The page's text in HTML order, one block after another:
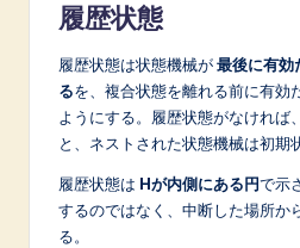
履歴状態
履歴状態は状態機械が最後に有効
るを、複合状態を離れる前に有効
ようにする。履歴状態がなければ
と、ネストされた状態機械は初期
履歴状態は Hが内側にある円で示
するのではなく、中断した場所か
る。